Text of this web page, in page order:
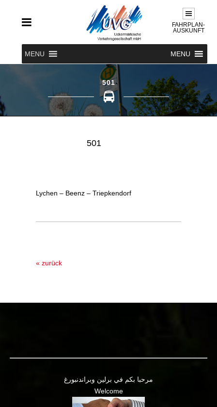
FAHRPLAN-
AUSKUNFT
MENU MENU
501
501
Lychen – Beenz – Triepkendorf
« zurück
مرحبا بكم في برلين وبراندنبورغ
Welcome